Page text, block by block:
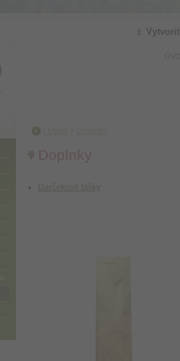
Doplnky
Darčekové tašky